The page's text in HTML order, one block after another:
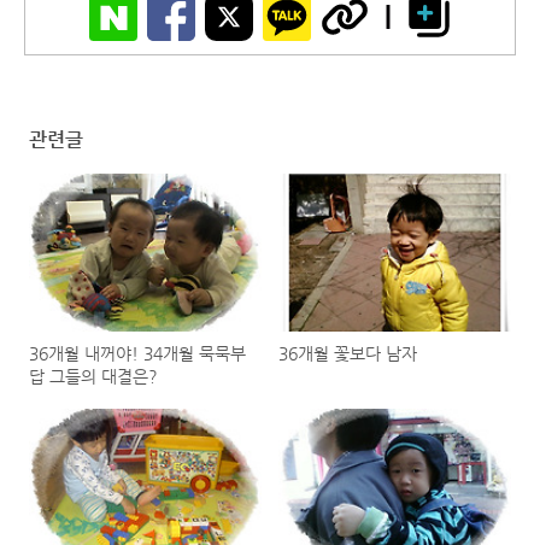
관련글
36개월 내꺼야! 34개월 묵묵부
답 그들의 대결은?
36개월 꽃보다 남자